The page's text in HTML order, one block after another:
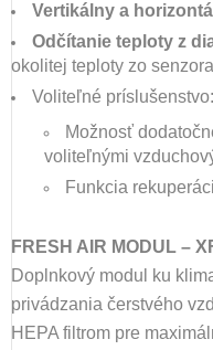
Vertikálny a
Odčítanie teploty z
okolitej teploty zo
Voliteľné príslušenstvo:
Možnosť
voliteľnými
Funkcia
FRESH AIR MODUL –
Doplnkový modul ku
privádzania čerstvého
HEPA filtrom pre